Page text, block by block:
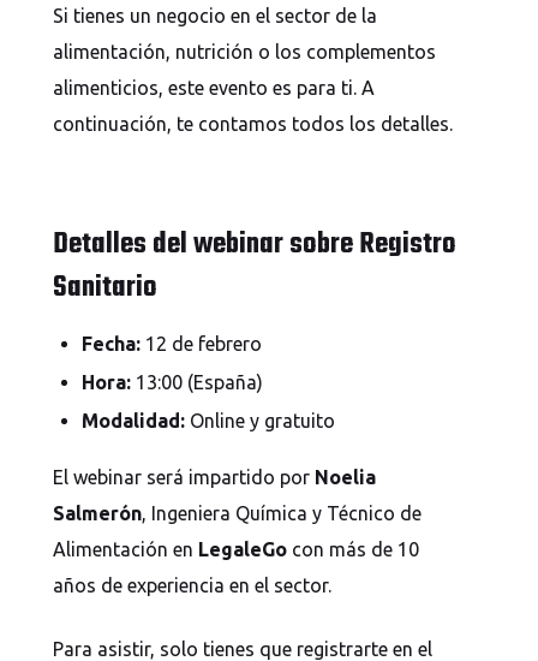
Consultoría Seguridad Alimentaria
Cómo trabajamos
Servicios de LegaleGo
Trabaja con nosotros
VENDE+ Aumenta tus ventas
Si tienes un negocio en el sector de la
alimentación, nutrición o los complementos
alimenticios, este evento es para ti. A
continuación, te contamos todos los detalles.
Detalles del webinar sobre Registro
Sanitario
Fecha:12 de febrero
Hora:13:00 (España)
Modalidad:Online y gratuito
El webinar será impartido por Noelia
Salmerón, Ingeniera Química y Técnico de
Alimentación en LegaleGocon más de 10
años de experiencia en el sector.
Para asistir, solo tienes que registrarte en el